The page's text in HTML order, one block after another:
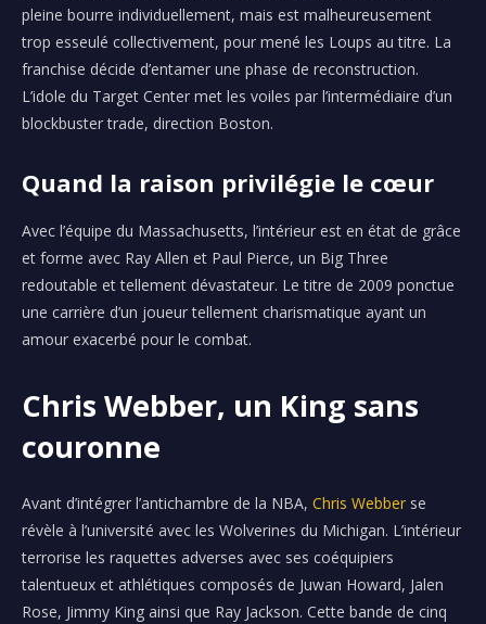
pleine bourre individuellement, mais est malheureusement
trop esseulé collectivement, pour mené les Loups au titre. La
franchise décide d’entamer une phase de reconstruction.
L’idole du Target Center met les voiles par l’intermédiaire d’un
blockbuster trade, direction Boston.
Quand la raison privilégie le cœur
Avec l’équipe du Massachusetts, l’intérieur est en état de grâce
et forme avec Ray Allen et Paul Pierce, un Big Three
redoutable et tellement dévastateur. Le titre de 2009 ponctue
une carrière d’un joueur tellement charismatique ayant un
amour exacerbé pour le combat.
Chris Webber, un King sans
couronne
Avant d’intégrer l’antichambre de la NBA, Chris Webber se
révèle à l’université avec les Wolverines du Michigan. L’intérieur
terrorise les raquettes adverses avec ses coéquipiers
talentueux et athlétiques composés de Juwan Howard, Jalen
Rose, Jimmy King ainsi que Ray Jackson. Cette bande de cinq